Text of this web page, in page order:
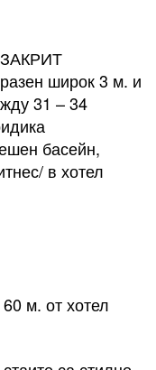
широк 3 м. и
31 – 34
басейн,
в хотел
м. от хотел